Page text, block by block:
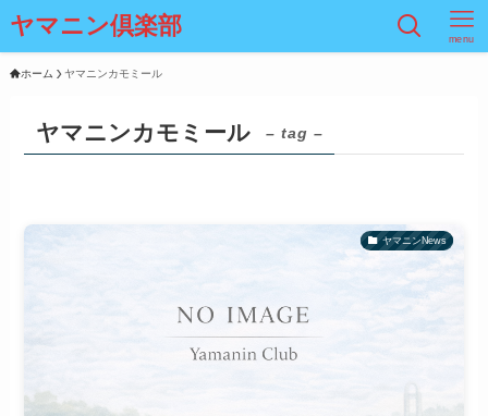
ヤマニン倶楽部 menu
ホーム ヤマニンカモミール
ヤマニンカモミール – tag –
ヤマニンNews